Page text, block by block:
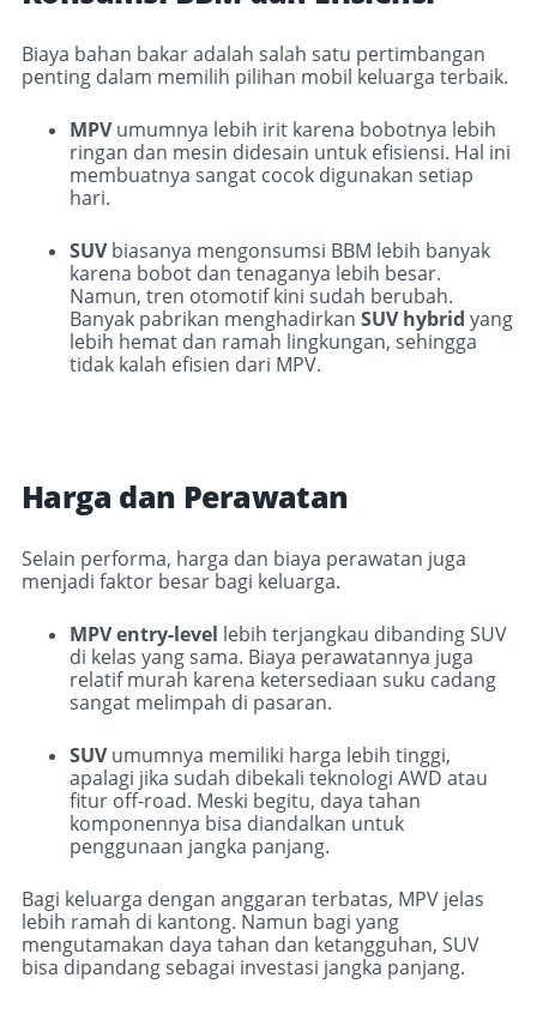
Biaya bahan bakar adalah salah satu pertimbangan
penting dalam memilih pilihan mobil keluarga terbaik.
MPVumumnya lebih irit karena bobotnya lebih
ringan dan mesin didesain untuk efisiensi. Hal ini
membuatnya sangat cocok digunakan setiap
hari.
SUVbiasanya mengonsumsi BBM lebih banyak
karena bobot dan tenaganya lebih besar.
Namun, tren otomotif kini sudah berubah.
Banyak pabrikan menghadirkan SUV hybrid yang
lebih hemat dan ramah lingkungan, sehingga
tidak kalah efisien dari MPV.
Harga dan Perawatan
Selain performa, harga dan biaya perawatan juga
menjadi faktor besar bagi keluarga.
MPV entry-level lebih terjangkau dibanding SUV
di kelas yang sama. Biaya perawatannya juga
relatif murah karena ketersediaan suku cadang
sangat melimpah di pasaran.
SUVumumnya memiliki harga lebih tinggi,
apalagi jika sudah dibekali teknologi AWD atau
fitur off-road. Meski begitu, daya tahan
komponennya bisa diandalkan untuk
penggunaan jangka panjang.
Bagi keluarga dengan anggaran terbatas, MPV jelas
lebih ramah di kantong. Namun bagi yang
mengutamakan daya tahan dan ketangguhan, SUV
bisa dipandang sebagai investasi jangka panjang.